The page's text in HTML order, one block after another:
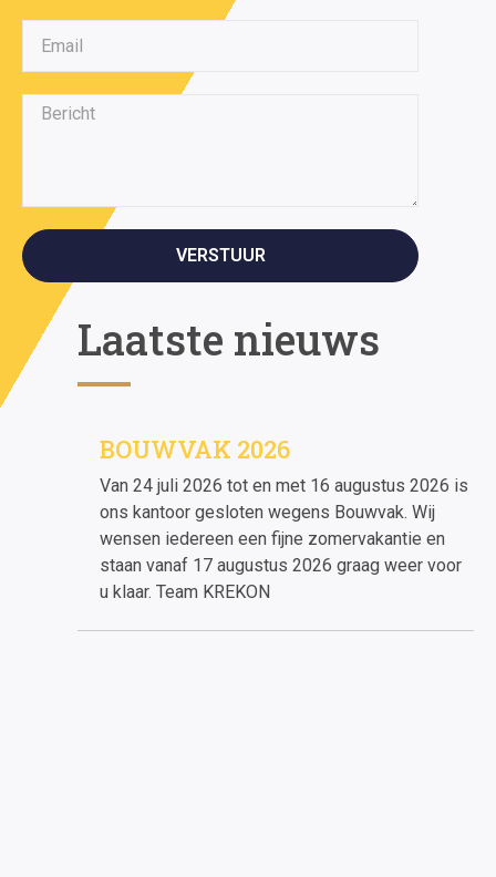
VERSTUUR
Laatste nieuws
BOUWVAK 2026
Van 24 juli 2026 tot en met 16 augustus 2026 is
ons kantoor gesloten wegens Bouwvak. Wij
wensen iedereen een fijne zomervakantie en
staan vanaf 17 augustus 2026 graag weer voor
u klaar. Team KREKON